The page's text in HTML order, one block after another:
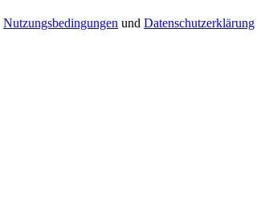
Nutzungsbedingungen und Datenschutzerklärung